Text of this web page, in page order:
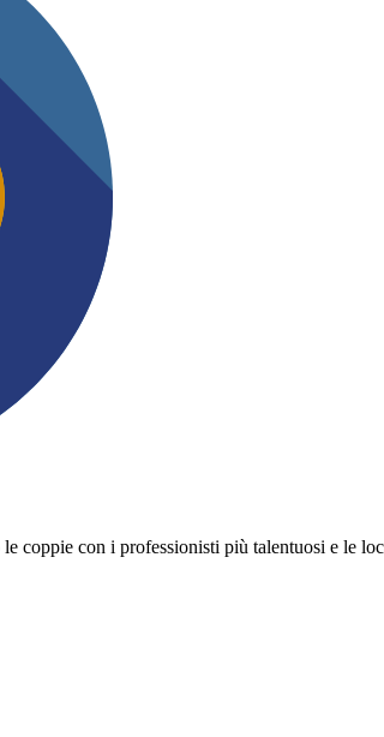
coppie con i professionisti più talentuosi e le